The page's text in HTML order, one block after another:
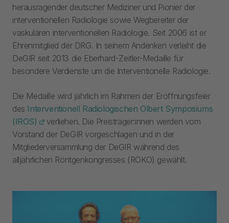
herausragender deutscher Mediziner und Pionier der
interventionellen Radiologie sowie Wegbereiter der
vaskulären interventionellen Radiologie. Seit 2006 ist er
Ehrenmitglied der DRG. In seinem Andenken verleiht die
DeGIR seit 2013 die Eberhard-Zeitler-Medaille für
besondere Verdienste um die Interventionelle Radiologie.
Die Medaille wird jährlich im Rahmen der Eröffnungsfeier
des Interventionell Radiologischen Olbert Symposiums
(IROS)
verliehen. Die Preisträger:innen werden vom
Vorstand der DeGIR vorgeschlagen und in der
Mitgliederversammlung der DeGIR während des
alljährlichen Röntgenkongresses (RÖKO) gewählt.